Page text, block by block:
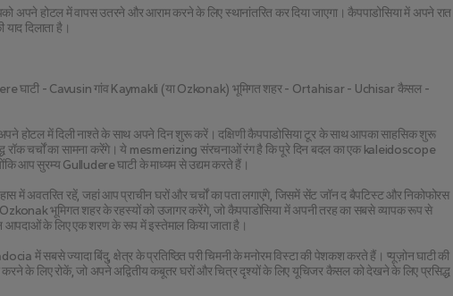
अपने होटल में वापस उतरने और आराम करने के लिए स्थानांतरित कर दिया जाएगा। कैपपाडोसिया में अपने रात
दिलाता है।
घाटी - Cavusin गांव Kaymakli (या Ozkonak) भूमिगत शहर - Ortahisar - Uchisar कैसल -
होटल में दिली नाश्ते के साथ अपने दिन शुरू करें। दक्षिणी कैपपाडोसिया टूर के साथ आपका साहसिक शुरू
रॉक चर्चों का सामना करेंगे। ये mesmerizing संरचनाओं रंग है कि पूरे दिन बदल का एक kaleidoscope
आप सुरम्य Gulludere घाटी के माध्यम से उद्यम करते हैं।
में अवतरित रहें, जहां आप प्राचीन घरों और चर्चों का पता लगाएंगे, जिसमें सेंट जॉन द बैपटिस्ट और निकोफोरस
भूमिगत शहर के रहस्यों को उजागर करेंगे, जो कैपपाडोसिया में अपनी तरह का सबसे व्यापक रूप से
आपदाओं के लिए एक शरण के रूप में इस्तेमाल किया जाता है।
में सबसे ज्यादा बिंदु, क्षेत्र के प्रतिष्ठित परी चिमनी के मनोरम विस्टा की पेशकश करते हैं। प्यूज़ोन घाटी की
के लिए रोकें, जो अपने अद्वितीय कबूतर घरों और चित्र दृश्यों के लिए यूचिजर कैसल को देखने के लिए प्रसिद्ध